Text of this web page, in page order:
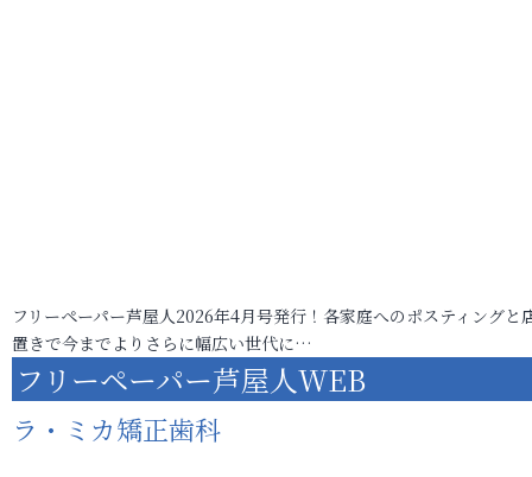
フリーペーパー芦屋人2026年4月号発行！各家庭へのポスティングと
置きで今までよりさらに幅広い世代に…
フリーペーパー芦屋人WEB
ラ・ミカ矯正歯科